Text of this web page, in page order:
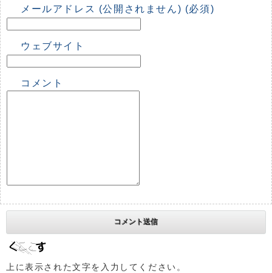
メールアドレス (公開されません) (必須)
ウェブサイト
コメント
上に表示された文字を入力してください。